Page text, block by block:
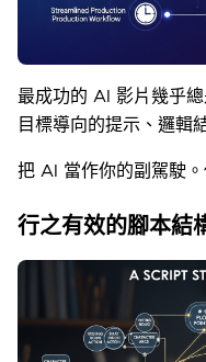
最成功的 AI 影片幾乎
目標導向的提示、邏輯
把 AI 當作你的副駕駛
行之有效的腳本結